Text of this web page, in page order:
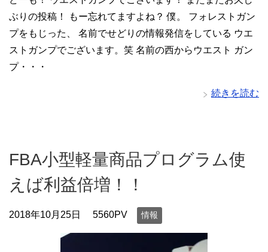
ぶりの投稿！ もー忘れてますよね？ 僕。 フォレストガン
プをもじった、 名前でせどりの情報発信をしている ウエ
ストガンプでございます。笑 名前の西からウエスト ガン
プ・・・
続きを読む
FBA小型軽量商品プログラム使
えば利益倍増！！
2018年10月25日 5560PV 情報